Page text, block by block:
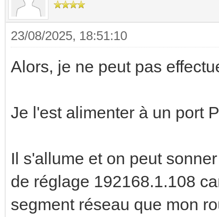
23/08/2025, 18:51:10
Alors, je ne peut pas
Je l'est alimenter à un port
Il s'allume et on peut
de réglage 192168.1.108
segment réseau que mon